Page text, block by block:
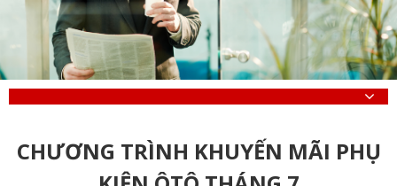
CHƯƠNG TRÌNH KHUYẾN MÃI PHỤ